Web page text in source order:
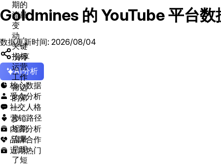
Goldmines 的 YouTube 平台
数据更新时间: 2026/08/04
分享
AI分析
 核心数据
 受众分析
 社交人格
 营销路径
 内容分析
 品牌合作
 近期热门
期的
流量
变
动，
关键
指标
运营
工作
筛选
的第
一
步，
近期
流量
呈现
了短